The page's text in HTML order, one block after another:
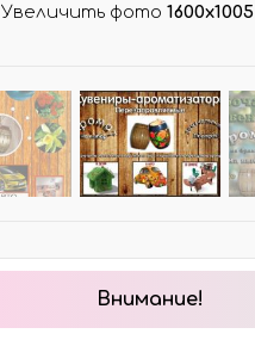
Увеличить фото 1600x1005
Внимание!